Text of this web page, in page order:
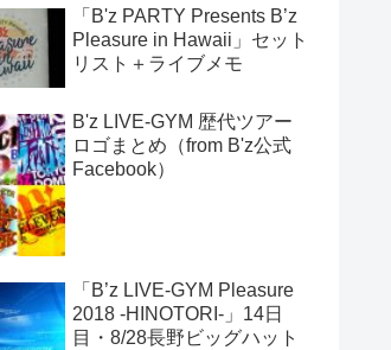
「B'z PARTY Presents B’z
Pleasure in Hawaii」セット
リスト＋ライブメモ
B'z LIVE-GYM 歴代ツアー
ロゴまとめ（from B'z公式
Facebook）
「B’z LIVE-GYM Pleasure
2018 -HINOTORI-」14日
目・8/28長野ビッグハット